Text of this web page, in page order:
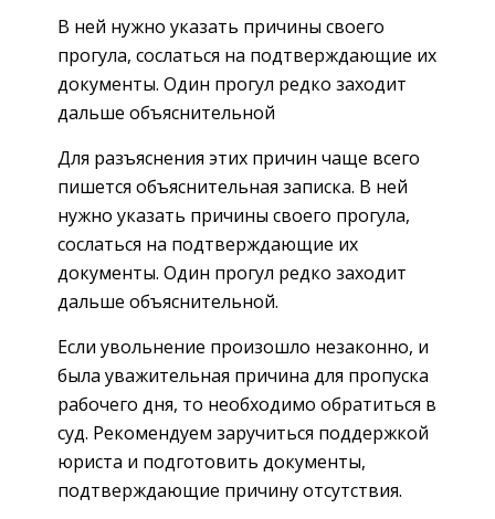
В ней нужно указать причины своего
прогула, сослаться на подтверждающие их
документы. Один прогул редко заходит
дальше объяснительной
Для разъяснения этих причин чаще всего
пишется объяснительная записка. В ней
нужно указать причины своего прогула,
сослаться на подтверждающие их
документы. Один прогул редко заходит
дальше объяснительной.
Если увольнение произошло незаконно, и
была уважительная причина для пропуска
рабочего дня, то необходимо обратиться в
суд. Рекомендуем заручиться поддержкой
юриста и подготовить документы,
подтверждающие причину отсутствия.